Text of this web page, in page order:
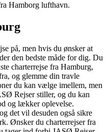
Hamborg lufthavn.
på, men hvis du ønsker at
den bedste måde for dig. Du
charterrejse fra Hamburg,
og glemme din travle
du kan vælge imellem, men
Rejser stiller, og du kan
og lækker oplevelse.
det vil desuden også sikre
Ønsker du charterrejser fra